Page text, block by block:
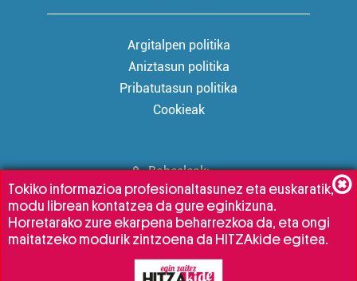
Argitalpen politika
Aniztasun politika
Pribatutasun politika
Cookieak
Babesleak:
Tokiko informazioa profesionaltasunez eta euskaratik,
modu librean kontatzea da gure eginkizuna.
Horretarako zure ekarpena beharrezkoa da, eta ongi
maitatzeko modurik zintzoena da HITZAkide egitea.